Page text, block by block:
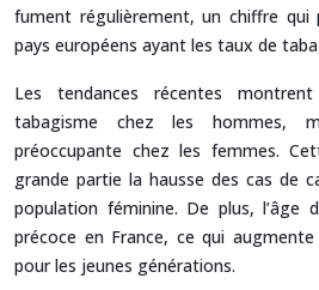
fument régulièrement, un chiffre qui
pays européens ayant les taux de
Les tendances récentes
tabagisme chez les hommes,
préoccupante chez les femmes.
grande partie la hausse des cas de
population féminine. De plus, l’âge
précoce en France, ce qui
pour les jeunes générations.